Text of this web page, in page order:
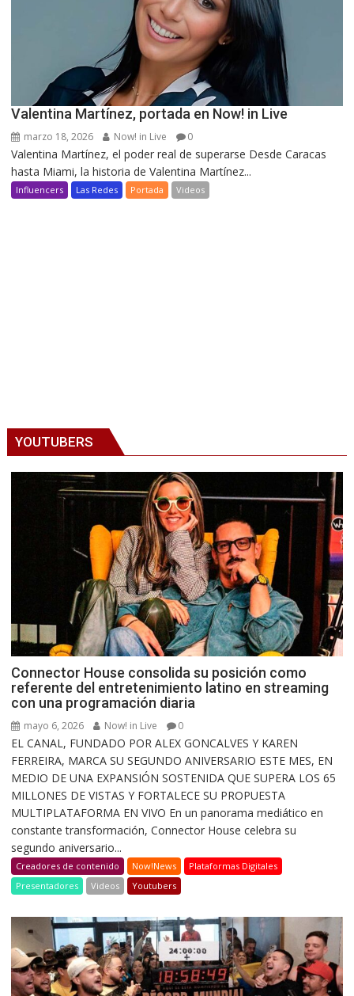
Valentina Martínez, portada en Now! in Live
marzo 18, 2026 Now! in Live 0
Valentina Martínez, el poder real de superarse Desde Caracas
hasta Miami, la historia de Valentina Martínez...
Influencers Las Redes Portada Videos
YOUTUBERS
Connector House consolida su posición como
referente del entretenimiento latino en streaming
con una programación diaria
mayo 6, 2026 Now! in Live 0
EL CANAL, FUNDADO POR ALEX GONCALVES Y KAREN
FERREIRA, MARCA SU SEGUNDO ANIVERSARIO ESTE MES, EN
MEDIO DE UNA EXPANSIÓN SOSTENIDA QUE SUPERA LOS 65
MILLONES DE VISTAS Y FORTALECE SU PROPUESTA
MULTIPLATAFORMA EN VIVO En un panorama mediático en
constante transformación, Connector House celebra su
segundo aniversario...
Creadores de contenido Now!News
Plataformas Digitales
Presentadores
Videos Youtubers